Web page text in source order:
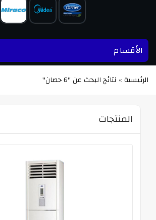
الأقسام
الرئيسية » نتائج البحث عن "6 حصان"
المنتجات